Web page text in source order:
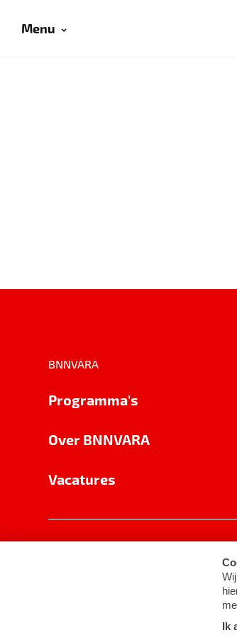
Menu
BNNVARA
Programma's
Over BNNVARA
Vacatures
Cookie-instellingen